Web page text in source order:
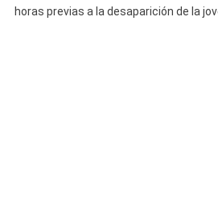
horas previas a la desaparición de la